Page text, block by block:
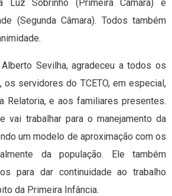
Luz Sobrinho (Primeira Câmara) e
(Segunda Câmara). Todos também
Sevilha, agradeceu a todos os
os servidores do TCETO, em especial,
Relatoria, e aos familiares presentes.
vai trabalhar para o manejamento da
um modelo de aproximação com os
da população. Ele também
para dar continuidade ao trabalho
da Primeira Infância.